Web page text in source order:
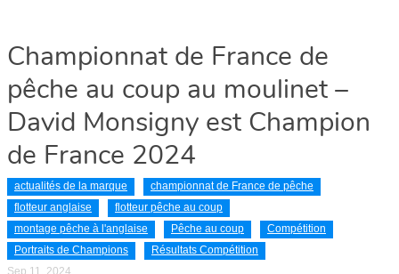
Championnat de France de
pêche au coup au moulinet –
David Monsigny est Champion
de France 2024
actualités de la marque
championnat de France de pêche
flotteur anglaise
flotteur pêche au coup
montage pêche à l'anglaise
Pêche au coup
Compétition
Portraits de Champions
Résultats Compétition
Sep 11, 2024